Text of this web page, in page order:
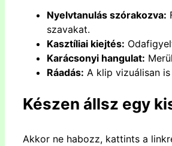
Nyelvtanulás szórakozva:
szavakat.
Kasztíliai kiejtés:
Karácsonyi hangulat:
Ráadás: A klip vizuálisan
Készen állsz egy
Akkor ne habozz, kattints a